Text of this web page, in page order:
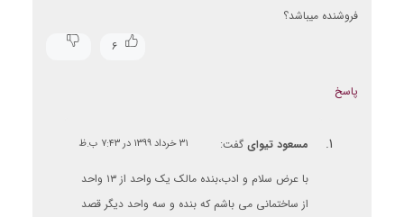
فروشنده میباشد؟
۶
پاسخ
مسعود تیوای گفت: ۳۱ خرداد ۱۳۹۹ در ۷:۴۳ ب.ظ
با عرض سلام و ادب،بنده مالک یک واحد از ۱۳ واحد
از ساختمانی می باشم که بنده و سه واحد دیگر قصد